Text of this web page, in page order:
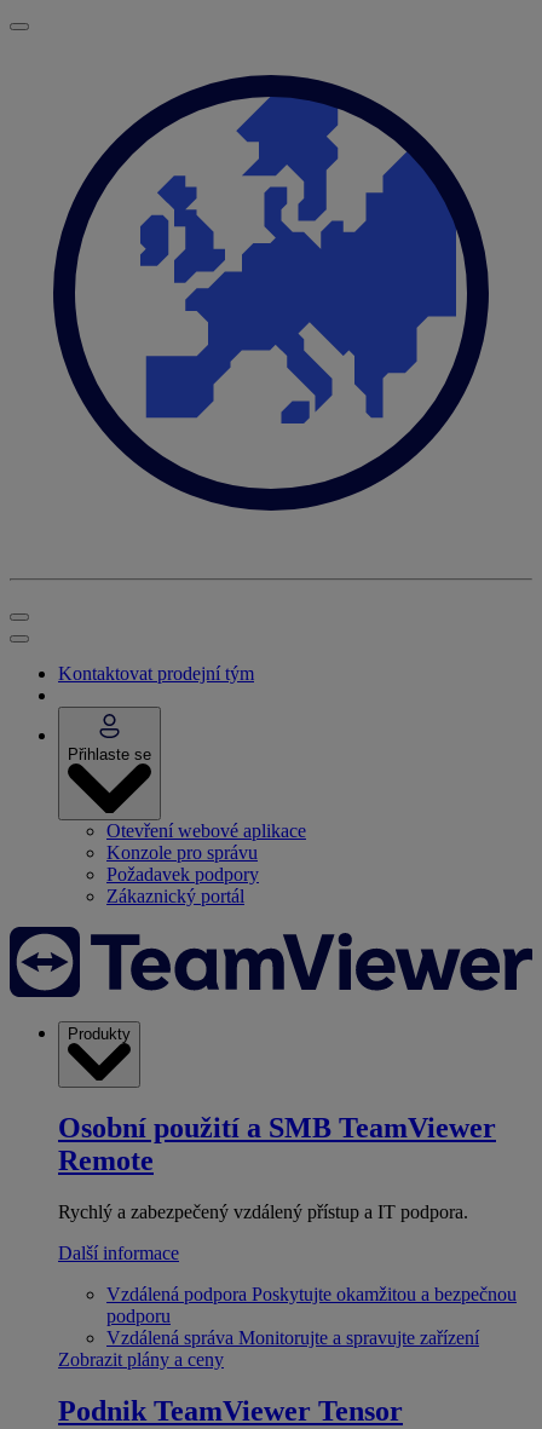
Kontaktovat prodejní tým
Přihlaste se
Otevření webové aplikace
Konzole pro správu
Požadavek podpory
Zákaznický portál
Produkty
Osobní použití a SMB TeamViewer
Remote
Rychlý a zabezpečený vzdálený přístup a IT podpora.
Další informace
Vzdálená podpora Poskytujte okamžitou a bezpečnou
podporu
Vzdálená správa Monitorujte a spravujte zařízení
Zobrazit plány a ceny
Podnik TeamViewer Tensor